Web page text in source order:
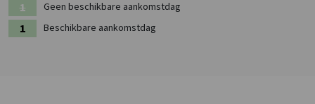
Geen beschikbare aankomstdag
Beschikbare aankomstdag